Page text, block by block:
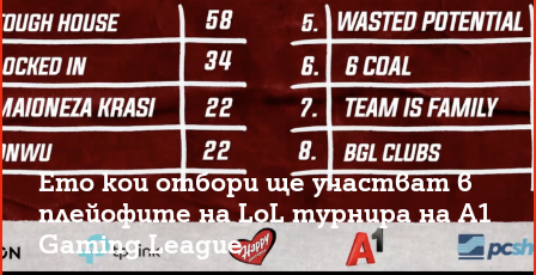
Ето кои отбори ще участват в
плейофите на LoL турнира на A1
Gaming League